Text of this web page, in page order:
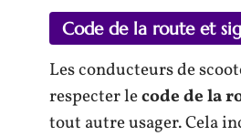
Code de la route et
Les conducteurs de
respecter lecode de la
tout autre usager. Cela